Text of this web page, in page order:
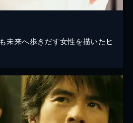
未来へ歩きだす女性を描いたヒ